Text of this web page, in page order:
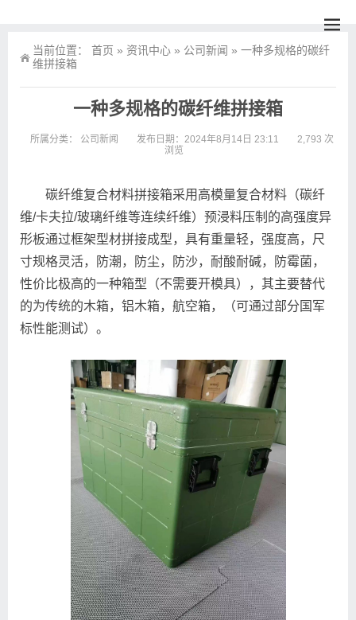
当前位置： 首页 » 资讯中心 » 公司新闻 » 一种多规格的碳纤
维拼接箱
一种多规格的碳纤维拼接箱
所属分类： 公司新闻 发布日期：2024年8月14日 23:11
2,793 次
浏览
碳纤维复合材料拼接箱采用高模量复合材料（碳纤
维/卡夫拉/玻璃纤维等连续纤维）预浸料压制的高强度异
形板通过框架型材拼接成型，具有重量轻，强度高，尺
寸规格灵活，防潮，防尘，防沙，耐酸耐碱，防霉菌，
性价比极高的一种箱型（不需要开模具），其主要替代
的为传统的木箱，铝木箱，航空箱，（可通过部分国军
标性能测试）。